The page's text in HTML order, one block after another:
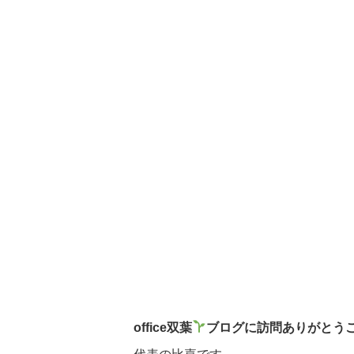
office双葉
ブログに訪問ありがとう